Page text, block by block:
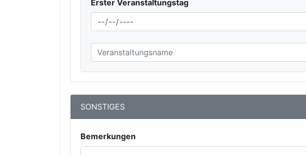
Erster Veranstaltungstag
SONSTIGES
Bemerkungen